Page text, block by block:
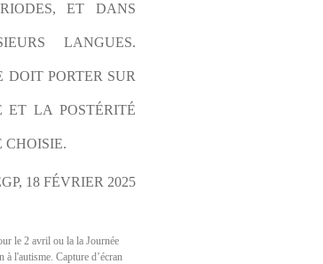
ET DANS
LANGUES.
PORTER SUR
LA POSTÉRITÉ
CHOISIE.
18 FÉVRIER 2025
le 2 avril ou la la Journée
à l'autisme. Capture d’écran